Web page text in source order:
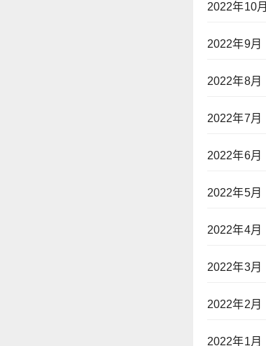
2022年10月
2022年9月
2022年8月
2022年7月
2022年6月
2022年5月
2022年4月
2022年3月
2022年2月
2022年1月